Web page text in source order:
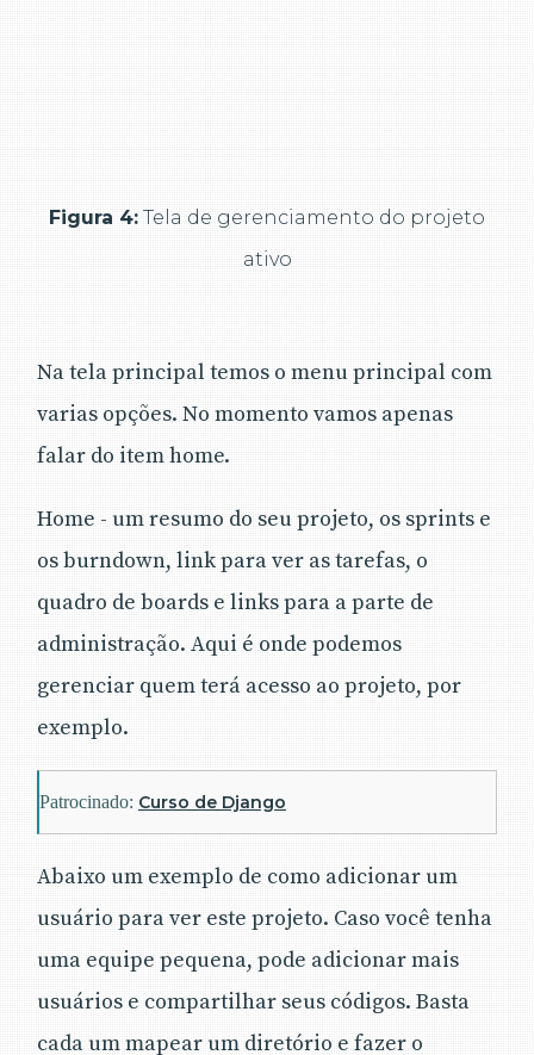
Figura 4: Tela de gerenciamento do projeto
ativo
Na tela principal temos o menu principal com
varias opções. No momento vamos apenas
falar do item home.
Home - um resumo do seu projeto, os sprints e
os burndown, link para ver as tarefas, o
quadro de boards e links para a parte de
administração. Aqui é onde podemos
gerenciar quem terá acesso ao projeto, por
exemplo.
Patrocinado: Curso de Django
Abaixo um exemplo de como adicionar um
usuário para ver este projeto. Caso você tenha
uma equipe pequena, pode adicionar mais
usuários e compartilhar seus códigos. Basta
cada um mapear um diretório e fazer o